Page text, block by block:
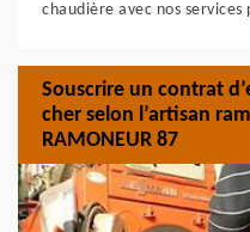
chaudière avec nos services
Souscrire un contrat
cher selon l’artisan
RAMONEUR 87